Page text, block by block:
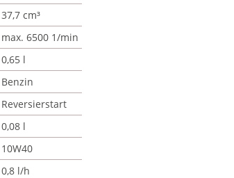
37,7 cm³
max. 6500 1/min
0,65 l
Benzin
Reversierstart
0,08 l
10W40
0,8 l/h